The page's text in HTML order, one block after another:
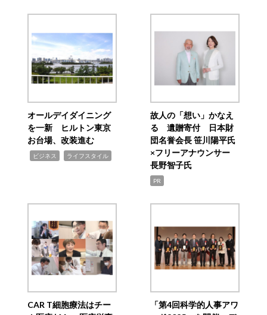
オールデイダイニング
を一新 ヒルトン東京
お台場、改装進む
ビジネス ライフスタイル
故人の「想い」かなえ
る 遺贈寄付 日本財
団名誉会長 笹川陽平氏
×フリーアナウンサー
長野智子氏
PR
CAR T細胞療法はチー
「第4回科学的人事アワ